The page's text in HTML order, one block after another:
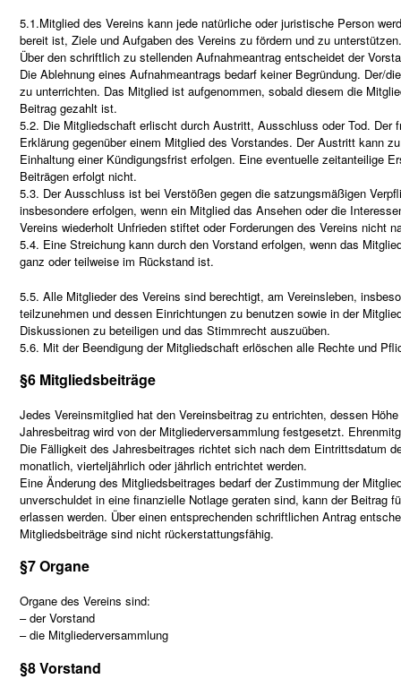
5.1.Mitglied des Vereins kann jede natürliche oder juristische Person
bereit ist, Ziele und Aufgaben des Vereins zu fördern und zu unterstützen.
Über den schriftlich zu stellenden Aufnahmeantrag entscheidet der
Die Ablehnung eines Aufnahmeantrags bedarf keiner Begründung. Der/
zu unterrichten. Das Mitglied ist aufgenommen, sobald diesem die
Beitrag gezahlt ist.
5.2. Die Mitgliedschaft erlischt durch Austritt, Ausschluss oder Tod. Der
Erklärung gegenüber einem Mitglied des Vorstandes. Der Austritt kann
Einhaltung einer Kündigungsfrist erfolgen. Eine eventuelle zeitanteilige
Beiträgen erfolgt nicht.
5.3. Der Ausschluss ist bei Verstößen gegen die satzungsmäßigen
insbesondere erfolgen, wenn ein Mitglied das Ansehen oder die
Vereins wiederholt Unfrieden stiftet oder Forderungen des Vereins nicht
5.4. Eine Streichung kann durch den Vorstand erfolgen, wenn das
ganz oder teilweise im Rückstand ist.
5.5. Alle Mitglieder des Vereins sind berechtigt, am Vereinsleben,
teilzunehmen und dessen Einrichtungen zu benutzen sowie in der
Diskussionen zu beteiligen und das Stimmrecht auszuüben.
5.6. Mit der Beendigung der Mitgliedschaft erlöschen alle Rechte und
§6 Mitgliedsbeiträge
Jedes Vereinsmitglied hat den Vereinsbeitrag zu entrichten, dessen
Jahresbeitrag wird von der Mitgliederversammlung festgesetzt.
Die Fälligkeit des Jahresbeitrages richtet sich nach dem Eintrittsdatum
monatlich, vierteljährlich oder jährlich entrichtet werden.
Eine Änderung des Mitgliedsbeitrages bedarf der Zustimmung der
unverschuldet in eine finanzielle Notlage geraten sind, kann der Beitrag
erlassen werden. Über einen entsprechenden schriftlichen Antrag
Mitgliedsbeiträge sind nicht rückerstattungsfähig.
§7 Organe
Organe des Vereins sind:
– der Vorstand
– die Mitgliederversammlung
§8 Vorstand